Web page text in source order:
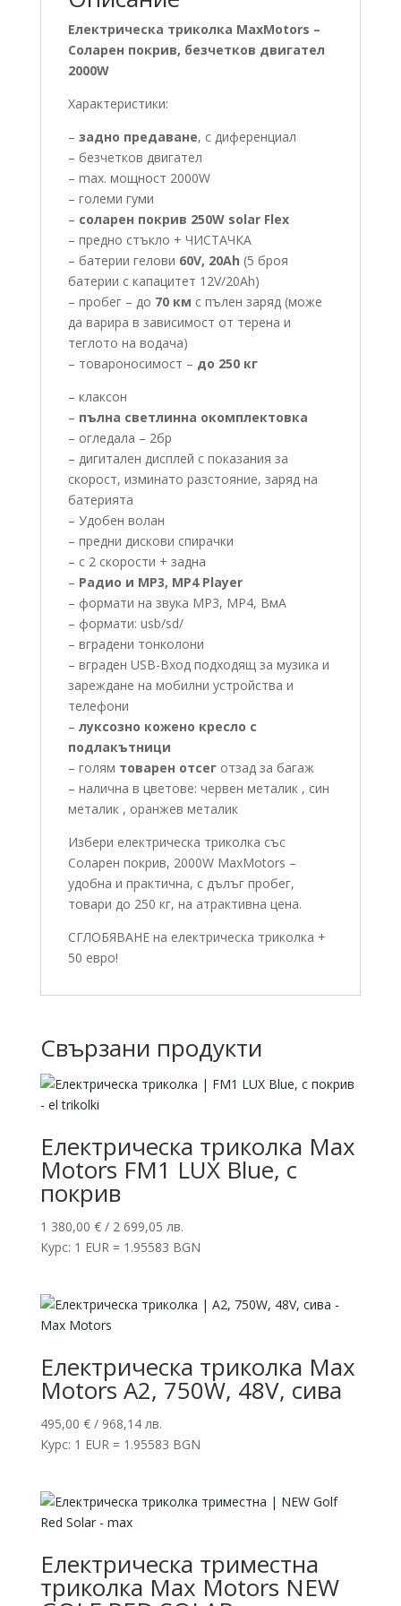
Електрическа триколка MaxMotors –
Соларен покрив, безчетков двигател
2000W
Характеристики:
– задно предаване, с диференциал
– безчетков двигател
– max. мощност 2000W
– големи гуми
– соларен покрив 250W solar Flex
– предно стъкло + ЧИСТАЧКА
– батерии гелови 60V, 20Ah (5 броя
батерии с капацитет 12V/20Ah)
– пробег – до 70 км с пълен заряд (може
да варира в зависимост от терена и
теглото на водача)
– товароносимост – до 250 кг
– клаксон
– пълна светлинна окомплектовка
– огледала – 2бр
– дигитален дисплей с показания за
скорост, изминато разстояние, заряд на
батерията
– Удобен волан
– предни дискови спирачки
– с 2 скорости + задна
– Радио и MP3, MP4 Player
– формати на звука MP3, MP4, ВмА
– формати: usb/sd/
– вградени тонколони
– вграден USB-Вход подходящ за музика и
зареждане на мобилни устройства и
телефони
– луксозно кожено кресло с
подлакътници
– голям товарен отсеготзад за багаж
– налична в цветове: червен металик , син
металик , оранжев металик
Избери електрическа триколка със
Соларен покрив, 2000W MaxMotors –
удобна и практична, с дълъг пробег,
товари до 250 кг, на атрактивна цена.
СГЛОБЯВАНЕ на електрическа триколка +
50 евро!
Свързани продукти
Електрическа триколка Max
Motors FM1 LUX Blue, с
покрив
1 380,00 €/ 2 699,05 лв.
Курс: 1 EUR = 1.95583 BGN
Електрическа триколка Max
Motors A2, 750W, 48V, сива
495,00 €/ 968,14 лв.
Курс: 1 EUR = 1.95583 BGN
Електрическа триместна
триколка Max Motors NEW